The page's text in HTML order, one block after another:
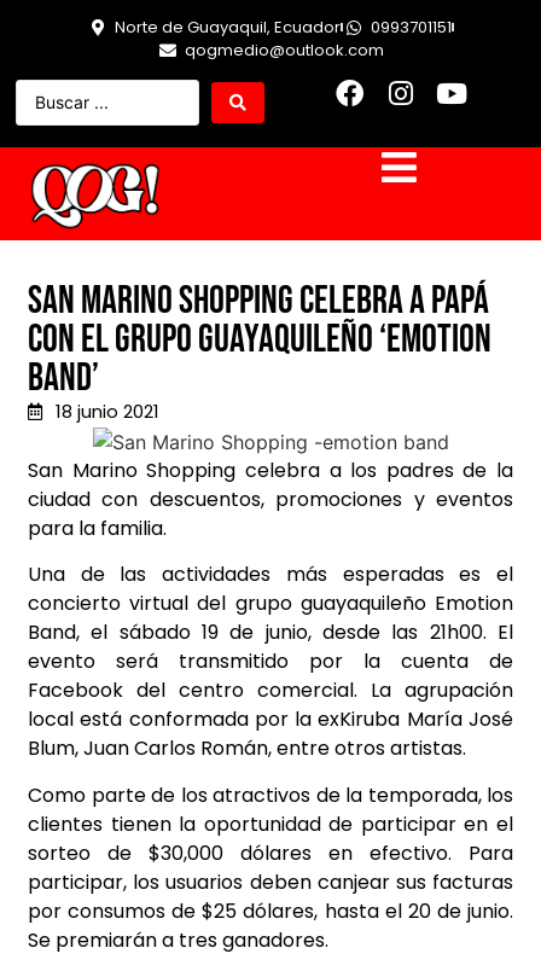
Norte de Guayaquil, Ecuador
0993701151
qogmedio@outlook.com
San Marino Shopping celebra a papá
con el grupo guayaquileño ‘Emotion
Band’
18 junio 2021
San Marino Shopping celebra a los padres de la
ciudad con descuentos, promociones y eventos
para la familia.
Una de las actividades más esperadas es el
concierto virtual del grupo guayaquileño Emotion
Band, el sábado 19 de junio, desde las 21h00. El
evento será transmitido por la cuenta de
Facebook del centro comercial. La agrupación
local está conformada por la exKiruba María José
Blum, Juan Carlos Román, entre otros artistas.
Como parte de los atractivos de la temporada, los
clientes tienen la oportunidad de participar en el
sorteo de $30,000 dólares en efectivo. Para
participar, los usuarios deben canjear sus facturas
por consumos de $25 dólares, hasta el 20 de junio.
Se premiarán a tres ganadores.